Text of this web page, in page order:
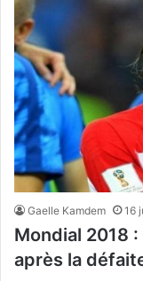
Gaelle Kamdem 16
Mondial 2018
après la